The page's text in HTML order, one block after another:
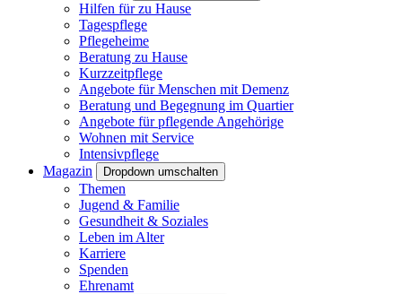
Hilfen für zu Hause
Tagespflege
Pflegeheime
Beratung zu Hause
Kurzzeitpflege
Angebote für Menschen mit Demenz
Beratung und Begegnung im Quartier
Angebote für pflegende Angehörige
Wohnen mit Service
Intensivpflege
Magazin
Dropdown umschalten
Themen
Jugend & Familie
Gesundheit & Soziales
Leben im Alter
Karriere
Spenden
Ehrenamt